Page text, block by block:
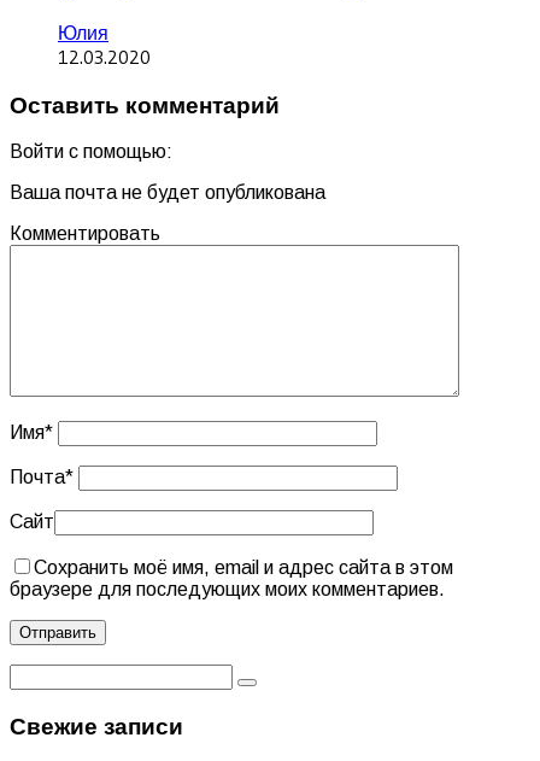
Юлия
12.03.2020
Оставить комментарий
Войти с помощью:
Ваша почта не будет опубликована
Комментировать
Имя*
Почта*
Сайт
Сохранить моё имя, email и адрес сайта в этом
браузере для последующих моих комментариев.
Свежие записи